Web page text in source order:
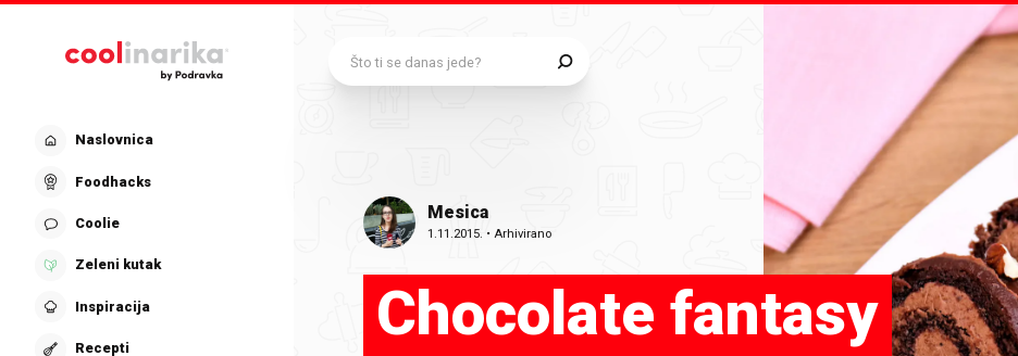
Naslovnica
Foodhacks
Coolie
Zeleni kutak
Inspiracija
Recepti
Mesica
1.11.2015. •Arhivirano
Chocolate fantasy
Što ti se danas jede?